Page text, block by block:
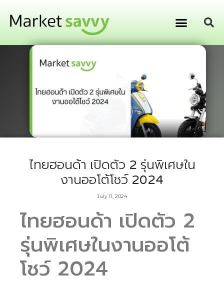
ไทยฮอนด้า เปิดตัว 2 รุ่นพิเศษใน
งานออโต้โชว์ 2024
July 11, 2024
ไทยฮอนด้า เปิดตัว 2
รุ่นพิเศษในงานออโต้
โชว์ 2024